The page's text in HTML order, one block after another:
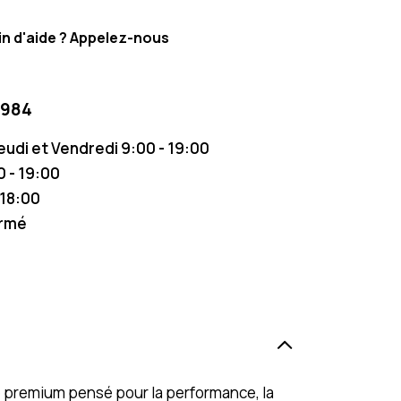
d'aide ? Appelez-nous
et Vendredi 9:00 - 19:00
- 19:00
premium pensé pour la performance, la